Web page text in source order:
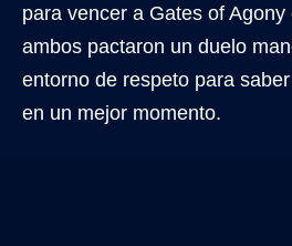
para vencer a Gates of
ambos pactaron un duelo
entorno de respeto para
en un mejor momento.